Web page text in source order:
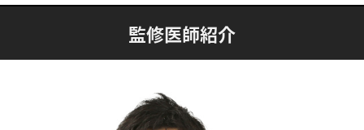
監修医師紹介